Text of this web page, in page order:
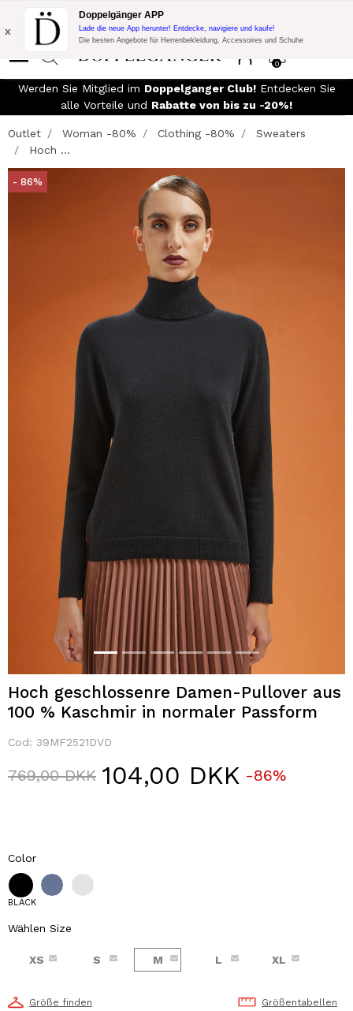
Blitzangebot:
10% Extra-Rabatt auf 300€ Einkauf mit Code:
DOPPEL300
0
x
Doppelgänger APP
Lade die neue App herunter! Entdecke, navigiere und kaufe!
Die besten Angebote für Herrenbekleidung, Accessoires und Schuhe
Werden Sie Mitglied im Doppelganger Club!Entdecken Sie
alle Vorteile und Rabatte von bis zu -20%!
Outlet Woman -80% Clothing -80%
Sweaters
Hoch ...
- 86%
Hoch geschlossenre Damen-Pullover aus
100 % Kaschmir in normaler Passform
Cod: 39MF2521DVD
Price reduced from
769,00 DKKto104,00 DKK -86%
Color
BLACK
Wählen Size
XS S M L XL
Größe finden Größentabellen